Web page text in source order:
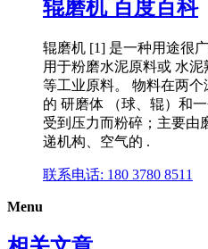
辊磨机 百度百科
辊磨机 [1] 是一种用途很
用于粉磨水泥原料或 水
等工业原料。 物料在两
的 研磨体 （球、辊）和
受到压力而粉碎；主要由
递机构、空气的 .
联系电话: 180 3780 8511
Menu